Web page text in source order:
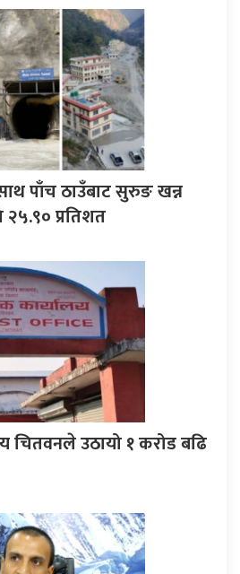
पाँच ठाउँबाट सुरुङ खन्न
२५.९० प्रतिशत
चितवनले उठायो १ करोड बढि